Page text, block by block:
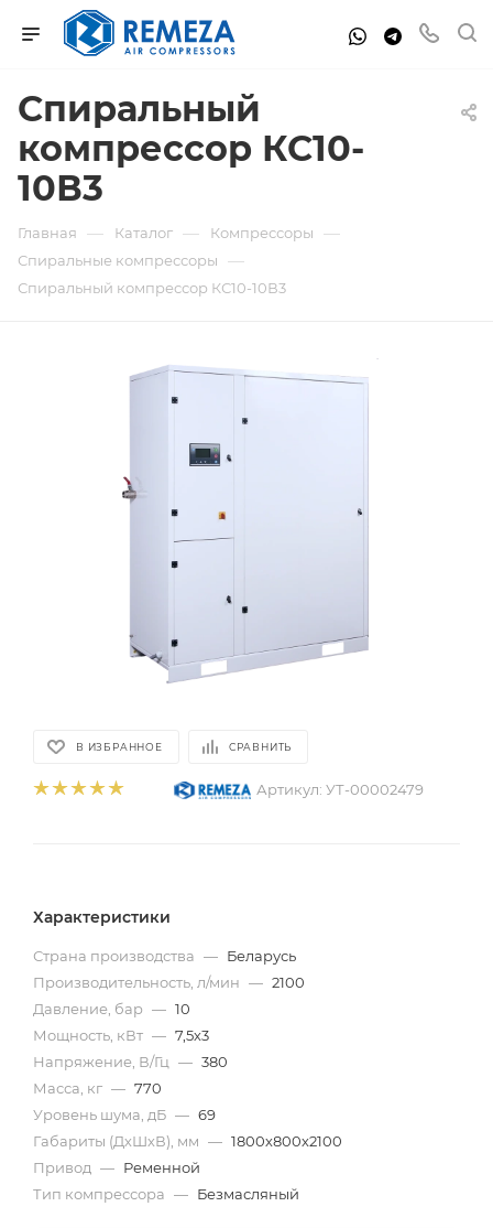
Спиральный
компрессор КС10-
10В3
Главная — Каталог — Компрессоры —
Спиральные компрессоры —
Спиральный компрессор КС10-10В3
В ИЗБРАННОЕ СРАВНИТЬ
Артикул: УТ-00002479
Характеристики
Страна производства — Беларусь
Производительность, л/мин — 2100
Давление, бар — 10
Мощность, кВт — 7,5х3
Напряжение, В/Гц — 380
Масса, кг — 770
Уровень шума, дБ — 69
Габариты (ДхШхВ), мм — 1800х800х2100
Привод — Ременной
Тип компрессора — Безмасляный